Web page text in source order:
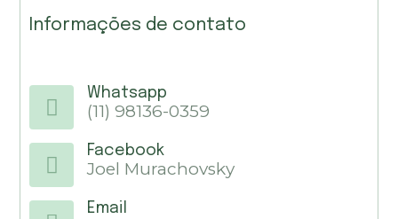
Informações de contato
Whatsapp
(11) 98136-0359
Facebook
Joel Murachovsky
Email